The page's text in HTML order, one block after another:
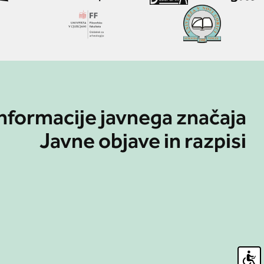
javnega značaja
Javne objave in razpisi